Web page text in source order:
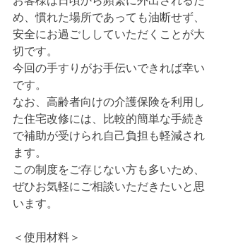
め、慣れた場所であっても油断せず、
安全にお過ごししていただくことが大
切です。
今回の手すりがお手伝いできれば幸い
です。
なお、高齢者向けの介護保険を利用し
た住宅改修には、比較的簡単な手続き
で補助が受けられ自己負担も軽減され
ます。
この制度をご存じない方も多いため、
ぜひお気軽にご相談いただきたいと思
います。
＜使用材料＞